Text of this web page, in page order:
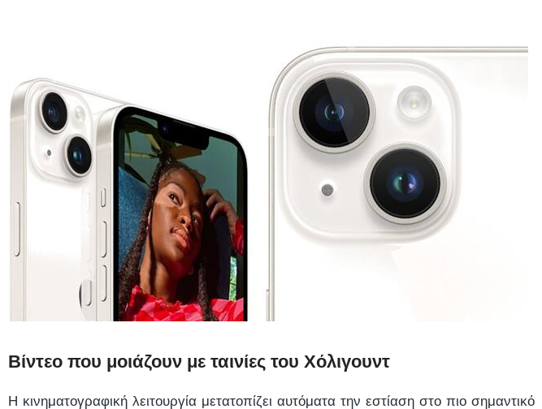
Βίντεο που μοιάζουν με ταινίες του Χόλιγουντ
Η κινηματογραφική λειτουργία μετατοπίζει αυτόματα την εστίαση στο πιο σημαντικό